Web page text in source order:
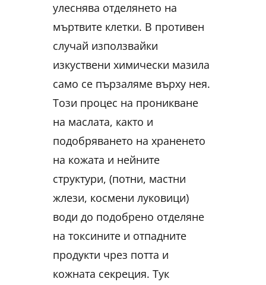
улеснява отделянето на
мъртвите клетки. В противен
случай използвайки
изкуствени химически мазила
само се пързаляме върху нея.
Този процес на проникване
на маслата, както и
подобряването на храненето
на кожата и нейните
структури, (потни, мастни
жлези, космени луковици)
води до подобрено отделяне
на токсините и отпадните
продукти чрез потта и
кожната секреция. Тук